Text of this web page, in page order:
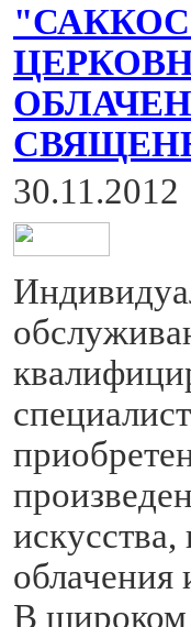
30.11.2012
облачения
В широком